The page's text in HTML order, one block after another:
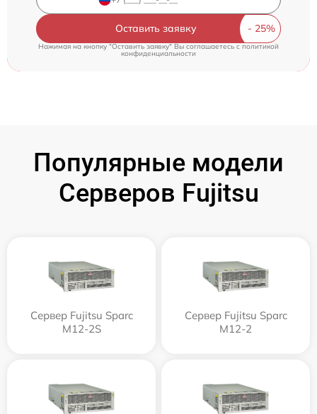
Оставить заявку
Нажимая на кнопку "Оставить заявку" Вы соглашаетесь c политикой
конфиденциальности
Популярные модели
Серверов Fujitsu
Сервер Fujitsu Sparc
M12-2S
Сервер Fujitsu Sparc
M12-2